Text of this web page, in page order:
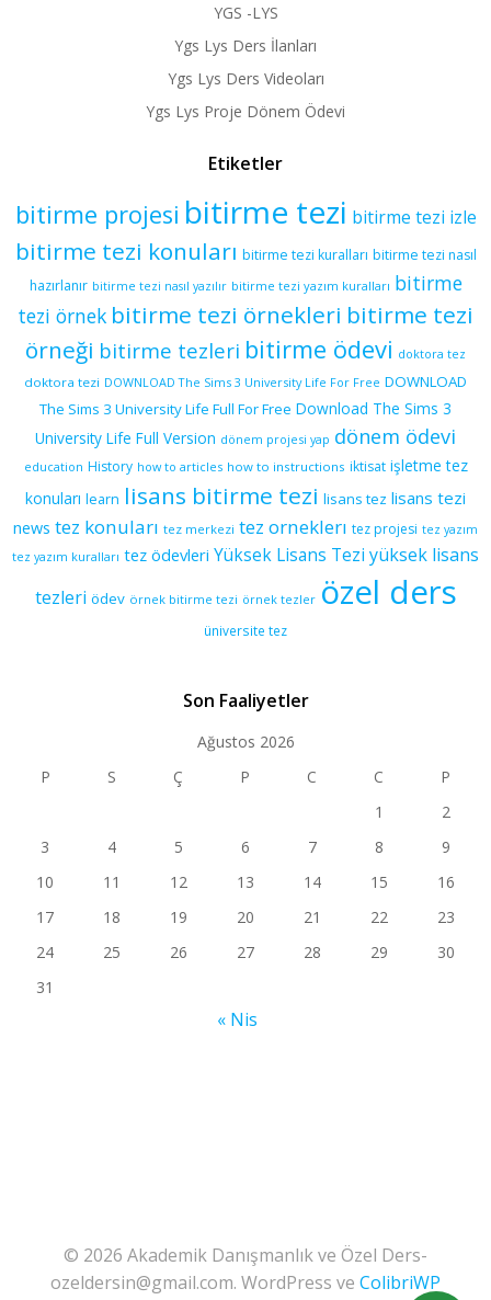
YGS -LYS
Ygs Lys Ders İlanları
Ygs Lys Ders Videoları
Ygs Lys Proje Dönem Ödevi
Etiketler
bitirme projesi bitirme tezi bitirme tezi izle
bitirme tezi konuları bitirme tezi kuralları bitirme tezi nasıl
hazırlanır bitirme tezi nasıl yazılır bitirme tezi yazım kuralları bitirme
tezi örnek bitirme tezi örnekleri bitirme tezi
örneği bitirme tezleri bitirme ödevi doktora tez
doktora tezi DOWNLOAD The Sims 3 University Life For Free DOWNLOAD
The Sims 3 University Life Full For Free Download The Sims 3
University Life Full Version dönem projesi yap dönem ödevi
education History how to articles how to instructions iktisat işletme tez
konuları learn lisans bitirme tezi lisans tez lisans tezi
news tez konuları tez merkezi tez orneklerı tez projesi tez yazım
tez yazım kuralları tez ödevleri Yüksek Lisans Tezi yüksek lisans
tezleri ödev örnek bitirme tezi örnek tezler özel ders
üniversite tez
Son Faaliyetler
Ağustos 2026
P
S Ç P C C
P
1
2
3
4 5 6 7 8
9
10
11 12 13 14 15
16
17
18 19 20 21 22
23
24
25 26 27 28 29
30
31
« Nis
© 2026 Akademik Danışmanlık ve Özel Ders-
ozeldersin@gmail.com. WordPress ve ColibriWP